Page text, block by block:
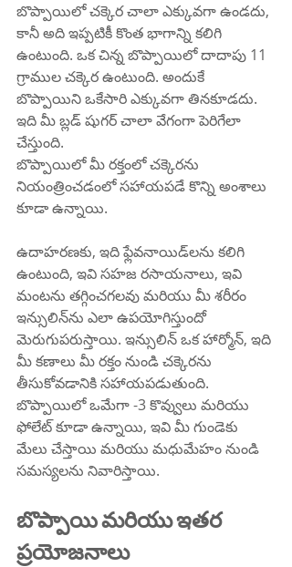
బొప్పాయిలో చక్కెర చాలా ఎక్కువగా ఉండదు,
కానీ అది ఇప్పటికీ కొంత భాగాన్ని కలిగి
ఉంటుంది. ఒక చిన్న బొప్పాయిలో దాదాపు 11
గ్రాముల చక్కెర ఉంటుంది. అందుకే
బొప్పాయిని ఒకేసారి ఎక్కువగా తినకూడదు.
ఇది మీ బ్లడ్ షుగర్ చాలా వేగంగా పెరిగేలా
చేస్తుంది.
బొప్పాయిలో మీ రక్తంలో చక్కెరను
నియంత్రించడంలో సహాయపడే కొన్ని అంశాలు
కూడా ఉన్నాయి.
ఉదాహరణకు, ఇది ఫ్లేవనాయిడ్‌లను కలిగి
ఉంటుంది, ఇవి సహజ రసాయనాలు, ఇవి
మంటను తగ్గించగలవు మరియు మీ శరీరం
ఇన్సులిన్‌ను ఎలా ఉపయోగిస్తుందో
మెరుగుపరుస్తాయి. ఇన్సులిన్ ఒక హార్మోన్, ఇది
మీ కణాలు మీ రక్తం నుండి చక్కెరను
తీసుకోవడానికి సహాయపడుతుంది.
బొప్పాయిలో ఒమేగా -3 కొవ్వులు మరియు
ఫోలేట్ కూడా ఉన్నాయి, ఇవి మీ గుండెకు
మేలు చేస్తాయి మరియు మధుమేహం నుండి
సమస్యలను నివారిస్తాయి.
బొప్పాయి మరియు ఇతర
ప్రయోజనాలు